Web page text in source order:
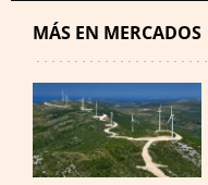
MÁS EN MERCADOS